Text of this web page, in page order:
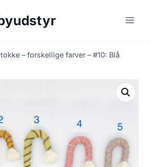
– forskellige farver – #10: Blå